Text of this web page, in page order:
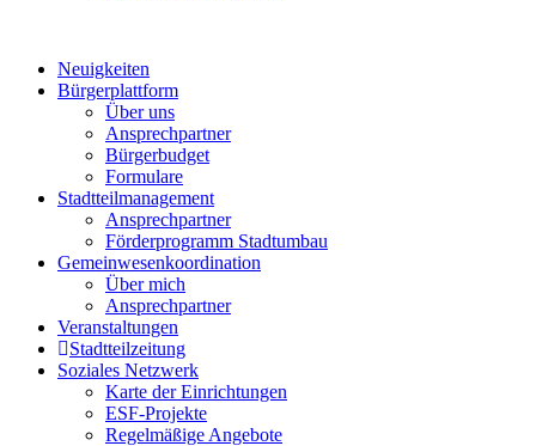
Neuigkeiten
Bürgerplattform
Über uns
Ansprechpartner
Bürgerbudget
Formulare
Stadtteilmanagement
Ansprechpartner
Förderprogramm Stadtumbau
Gemeinwesenkoordination
Über mich
Ansprechpartner
Veranstaltungen
Stadtteilzeitung
Soziales Netzwerk
Karte der Einrichtungen
ESF-Projekte
Regelmäßige Angebote